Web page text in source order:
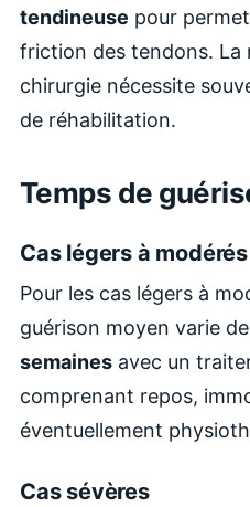
tendineuse pour
friction des tendons. La
chirurgie nécessite
de réhabilitation.
Temps de
Cas légers à modérés
Pour les cas légers à
guérison moyen varie de
semaines avec un
comprenant repos,
éventuellement
Cas sévères